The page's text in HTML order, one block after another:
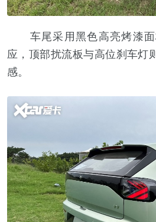
车尾采用黑色高亮烤漆面
应，顶部扰流板与高位刹车灯
感。